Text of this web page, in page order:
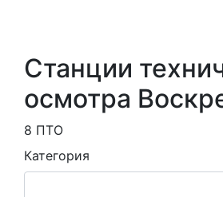
Станции
осмотра
8 ПТО
Категория